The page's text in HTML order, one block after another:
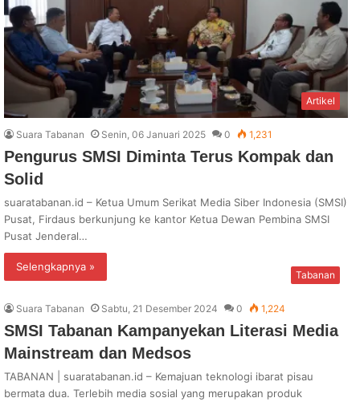
Artikel
Suara Tabanan Senin, 06 Januari 2025 0 1,231
Pengurus SMSI Diminta Terus Kompak dan
Solid
suaratabanan.id – Ketua Umum Serikat Media Siber Indonesia (SMSI)
Pusat, Firdaus berkunjung ke kantor Ketua Dewan Pembina SMSI
Pusat Jenderal…
Selengkapnya »
Tabanan
Suara Tabanan Sabtu, 21 Desember 2024 0 1,224
SMSI Tabanan Kampanyekan Literasi Media
Mainstream dan Medsos
TABANAN | suaratabanan.id – Kemajuan teknologi ibarat pisau
bermata dua. Terlebih media sosial yang merupakan produk